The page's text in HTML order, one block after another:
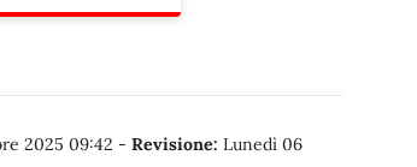
2025 09:42 - Revisione: Lunedì 06